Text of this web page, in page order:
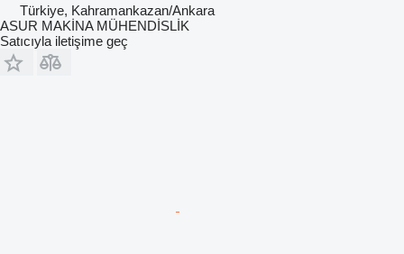
Türkiye, Kahramankazan/Ankara
ASUR MAKİNA MÜHENDİSLİK
Satıcıyla iletişime geç